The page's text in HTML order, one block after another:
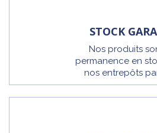
STOCK
Nos produits
permanence en
nos entrepôts